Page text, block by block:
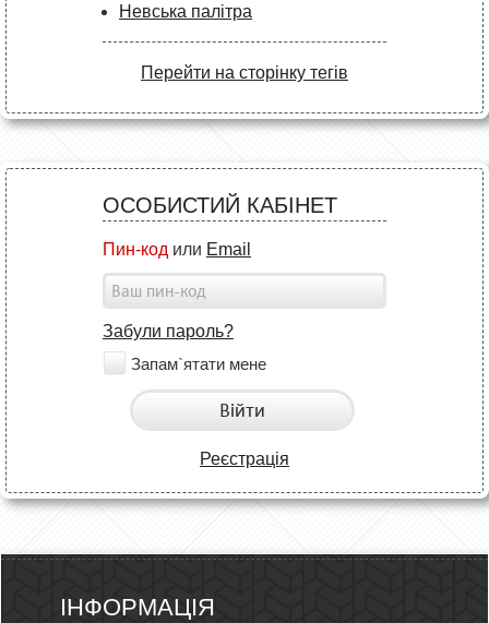
Невська палітра
Перейти на сторінку тегів
ОСОБИСТИЙ КАБІНЕТ
Пин-код или Email
Забули пароль?
Запам`ятати мене
Війти
Реєстрація
ІНФОРМАЦІЯ